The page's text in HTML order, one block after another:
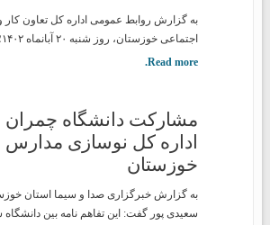
به گزارش روابط عمومی اداره کل تعاون کار
اجتماعی خوزستان، روز شنبه ۲۰ آبانماه ۱۴۰۲؛ جلسه ویژه و
Read more.
مشارکت دانشگاه چمران
اداره کل نوسازی مدارس
خوزستان
به گزارش خبرگزاری صدا و سیما استان
سعیدی پور گفت: این تفاهم نامه بین